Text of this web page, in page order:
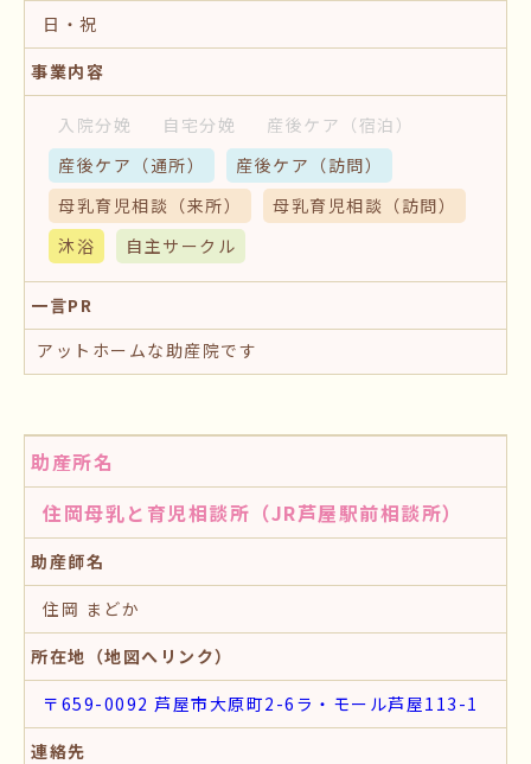
日・祝
事業内容
入院分娩 自宅分娩 産後ケア （宿泊）
産後ケア （通所） 産後ケア （訪問）
母乳育児相談 （来所） 母乳育児相談 （訪問）
沐浴
自主サークル
一言PR
アットホームな助産院です
助産所名
住岡母乳と育児相談所（JR芦屋駅前相談所）
助産師名
住岡 まどか
所在地（地図へリンク）
〒659-0092 芦屋市大原町2-6ラ・モール芦屋113-1
連絡先